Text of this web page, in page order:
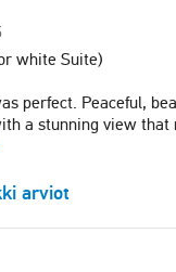
white Suite)
perfect. Peaceful,
a stunning view
arviot